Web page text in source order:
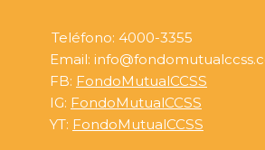
Teléfono: 4000-3355
Email:
FB: FondoMutualCCSS
IG: FondoMutualCCSS
YT: FondoMutualCCSS